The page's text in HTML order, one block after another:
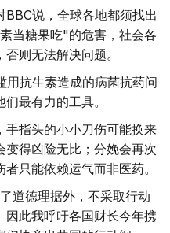
说，全球各地都须找出
当糖果吃"的危害，社会各
则无法解决问题。
用抗生素造成的病菌抗药问
最有力的工具。
指头的小小刀伤可能换来
得凶险无比；分娩会再次
只能依赖运气而非医药。
道德理据外，不采取行动
因此我呼吁各国财长今年携